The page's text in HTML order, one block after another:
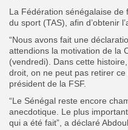
La Fédération sénégalaise de
du sport (TAS), afin d’obtenir
“Nous avons fait une
attendions la motivation de la
(vendredi). Dans cette
droit, on ne peut pas retirer
président de la FSF.
“Le Sénégal reste encore
anecdotique. Le plus
qui a été fait”, a déclaré